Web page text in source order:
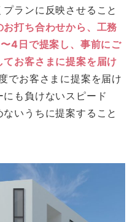
ランに反映させること
お打ち合わせから、工務
4日で提案し、事前にご
お客さまに提案を届け
でお客さまに提案を届け
も負けないスピード
いうちに提案すること